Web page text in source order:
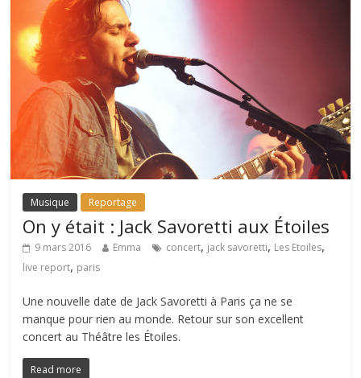
Musique Reportage
On y était : Jack Savoretti aux Étoiles
9 mars 2016 Emma concert, jack savoretti, Les Etoiles,
live report, paris
Une nouvelle date de Jack Savoretti à Paris ça ne se
manque pour rien au monde. Retour sur son excellent
concert au Théâtre les Étoiles.
Read more